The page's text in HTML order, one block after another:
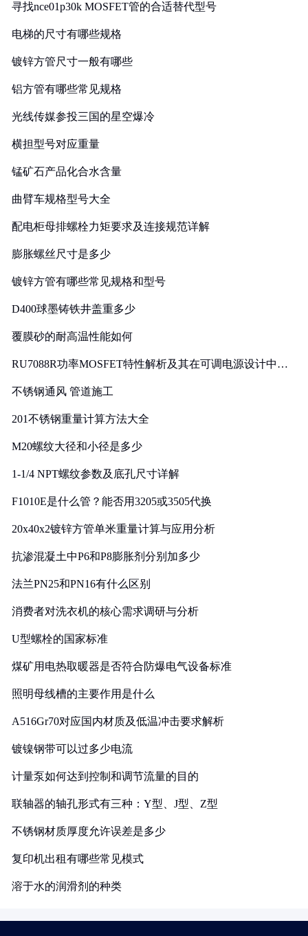
寻找nce01p30k MOSFET管的合适替代型号
电梯的尺寸有哪些规格
镀锌方管尺寸一般有哪些
铝方管有哪些常见规格
光线传媒参投三国的星空爆冷
横担型号对应重量
锰矿石产品化合水含量
曲臂车规格型号大全
配电柜母排螺栓力矩要求及连接规范详解
膨胀螺丝尺寸是多少
镀锌方管有哪些常见规格和型号
D400球墨铸铁井盖重多少
覆膜砂的耐高温性能如何
RU7088R功率MOSFET特性解析及其在可调电源设计中的
不锈钢通风 管道施工
201不锈钢重量计算方法大全
M20螺纹大径和小径是多少
1-1/4 NPT螺纹参数及底孔尺寸详解
F1010E是什么管？能否用3205或3505代换
20x40x2镀锌方管单米重量计算与应用分析
抗渗混凝土中P6和P8膨胀剂分别加多少
法兰PN25和PN16有什么区别
消费者对洗衣机的核心需求调研与分析
U型螺栓的国家标准
煤矿用电热取暖器是否符合防爆电气设备标准
照明母线槽的主要作用是什么
A516Gr70对应国内材质及低温冲击要求解析
镀镍钢带可以过多少电流
计量泵如何达到控制和调节流量的目的
联轴器的轴孔形式有三种：Y型、J型、Z型
不锈钢材质厚度允许误差是多少
复印机出租有哪些常见模式
溶于水的润滑剂的种类